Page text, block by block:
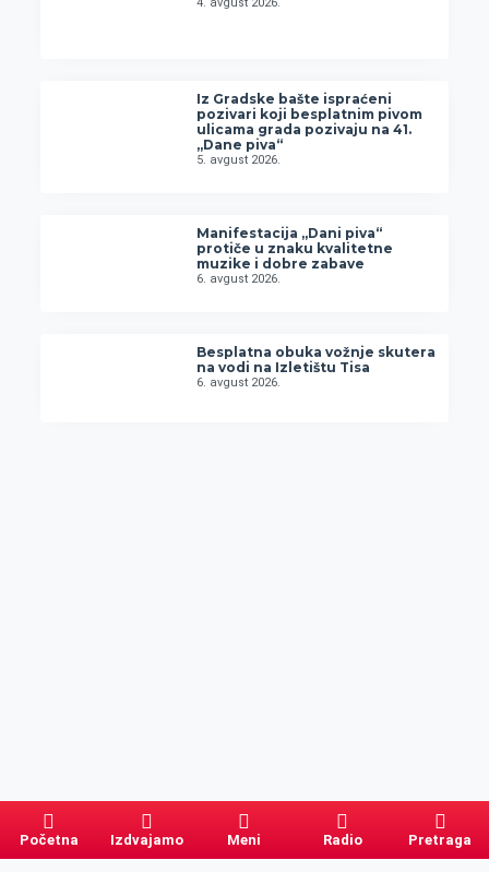
4. avgust 2026.
Iz Gradske bašte ispraćeni
pozivari koji besplatnim pivom
ulicama grada pozivaju na 41.
„Dane piva“
5. avgust 2026.
Manifestacija „Dani piva“
protiče u znaku kvalitetne
muzike i dobre zabave
6. avgust 2026.
Besplatna obuka vožnje skutera
na vodi na Izletištu Tisa
6. avgust 2026.
Početna Izdvajamo Meni Radio Pretraga